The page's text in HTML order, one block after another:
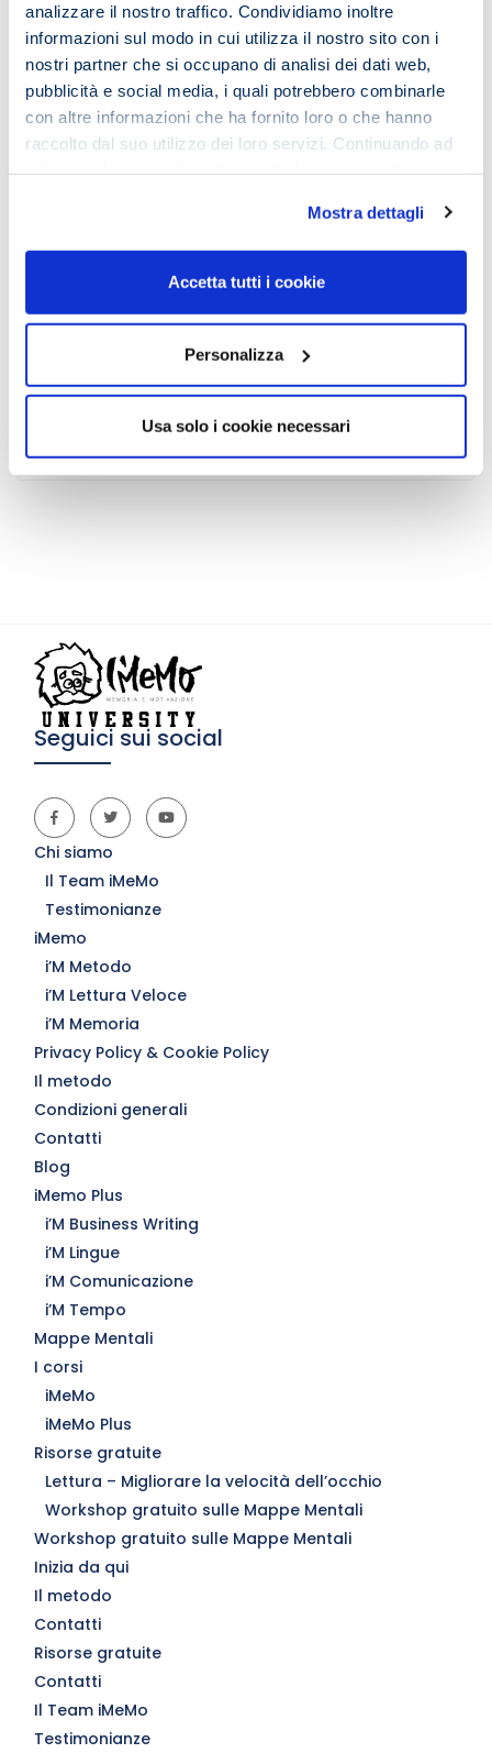
analizzare il nostro traffico. Condividiamo inoltre
informazioni sul modo in cui utilizza il nostro sito con i
nostri partner che si occupano di analisi dei dati web,
pubblicità e social media, i quali potrebbero combinarle
con altre informazioni che ha fornito loro o che hanno
raccolto dal suo utilizzo dei loro servizi. Continuando ad
Mostra dettagli
Accetta tutti i cookie
Personalizza
Usa solo i cookie necessari
News
L’obiettivo nella pianificazione dello
studio
Seguici sui social
Chi siamo
Il Team iMeMo
Testimonianze
iMemo
i’M Metodo
i’M Lettura Veloce
i’M Memoria
Privacy Policy & Cookie Policy
Il metodo
Condizioni generali
Contatti
Blog
iMemo Plus
i’M Business Writing
i’M Lingue
i’M Comunicazione
i’M Tempo
Mappe Mentali
I corsi
iMeMo
iMeMo Plus
Risorse gratuite
Lettura – Migliorare la velocità dell’occhio
Workshop gratuito sulle Mappe Mentali
Workshop gratuito sulle Mappe Mentali
Inizia da qui
Il metodo
Contatti
Risorse gratuite
Contatti
Il Team iMeMo
Testimonianze